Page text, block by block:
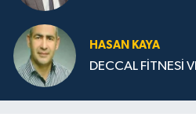
HASAN KAYA
DECCAL FİTNESİ